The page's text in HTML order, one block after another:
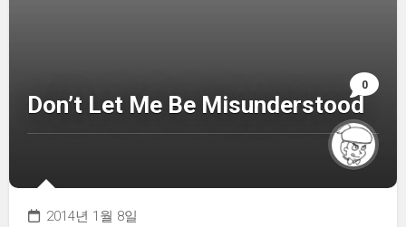
0
Don’t Let Me Be Misunderstood
2014년 1월 8일